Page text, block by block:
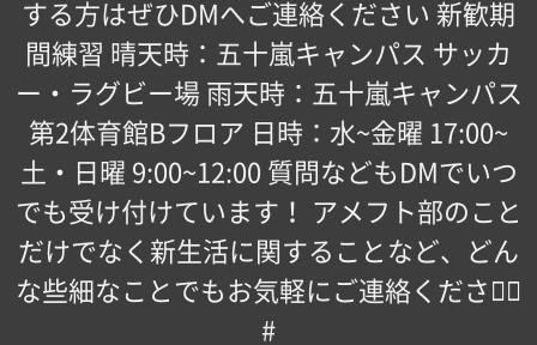
する方はぜひDMへご連絡ください 新歓期
間練習 晴天時：五十嵐キャンパス サッカ
ー・ラグビー場 雨天時：五十嵐キャンパス
第2体育館Bフロア 日時：水~金曜 17:00~
土・日曜 9:00~12:00 質問などもDMでいつ
でも受け付けています！ アメフト部のこと
だけでなく新生活に関することなど、どん
な些細なことでもお気軽にご連絡ください🏻
#